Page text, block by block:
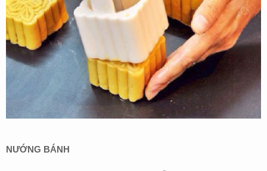
NƯỚNG BÁNH